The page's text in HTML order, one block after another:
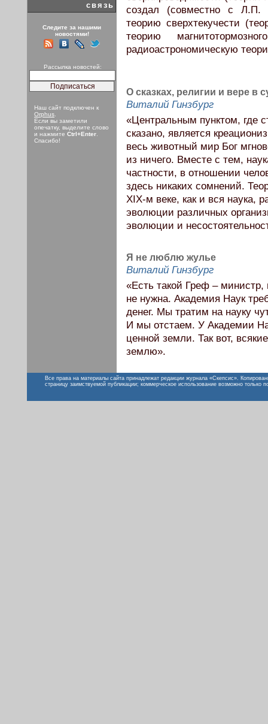
связь
Следите за нашими
новостями!
Рассылка новостей:
Наш сайт подключен к
Orphus
Если вы заметили
опечатку, выделите слово
и нажмите Ctrl+Enter
Спасибо!
создал (совместно с Л.П.
теорию сверхтекучести
теорию
радиоастрономическую
О сказках, религии и вере в
Виталий Гинзбург
«Центральным пунктом, где
сказано, является
весь животный мир Бог
из ничего. Вместе с тем,
частности, в отношении
здесь никаких сомнений.
ХIX-м веке, как и вся наука,
эволюции различных
эволюции и
Я не люблю жулье
Виталий Гинзбург
«Есть такой Греф – министр,
не нужна. Академия Наук
денег. Мы тратим на науку
И мы отстаем. У Академии
ценной земли. Так вот,
землю».
Все права на материалы сайта принадлежат редакции журнала «Скепсис».
страницу заимствуемой публикации; коммерческое использование возможно только